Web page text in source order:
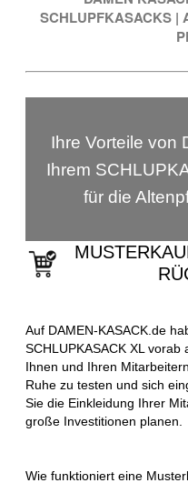
SCHLUPFKASACKS |
Ihre Vorteile von
Ihrem
für die
Auf DAMEN-KASACK.de
SCHLUPKASACK XL
Ihnen und Ihren
Ruhe zu testen und sich
Sie die Einkleidung Ihrer
große Investitionen planen.
Wie funktioniert eine